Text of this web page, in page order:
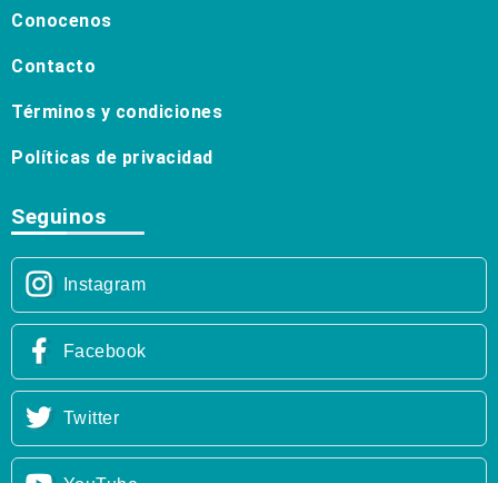
Conocenos
Contacto
Términos y condiciones
Políticas de privacidad
Seguinos
Instagram
Facebook
Twitter